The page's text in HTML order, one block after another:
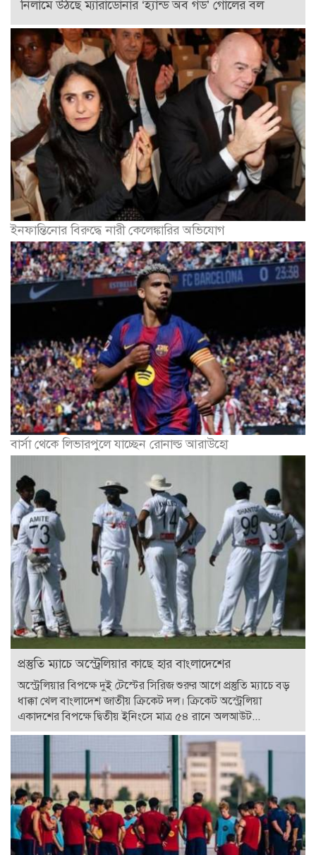
নিলামে উঠছে ম্যারাডোনার ‘হ্যান্ড অব গড’ গোলের বল
ইনফান্তিনোর বিরুদ্ধে নারী কেলেঙ্কারির অভিযোগ
বার্সা থেকে লিভারপুলে যাচ্ছেন রোনাল্ড আরাউহো
প্রস্তুতি ম্যাচে অস্ট্রেলিয়ার কাছে হার বাংলাদেশের
অস্ট্রেলিয়ার বিপক্ষে দুই টেস্টের সিরিজ শুরুর আগে প্রস্তুতি ম্যাচে বড়
ধাক্কা খেল বাংলাদেশ জাতীয় ক্রিকেট দল। ক্রিকেট অস্ট্রেলিয়া
একাদশের বিপক্ষে দ্বিতীয় ইনিংসে মাত্র ৫৪ রানে অলআউট...